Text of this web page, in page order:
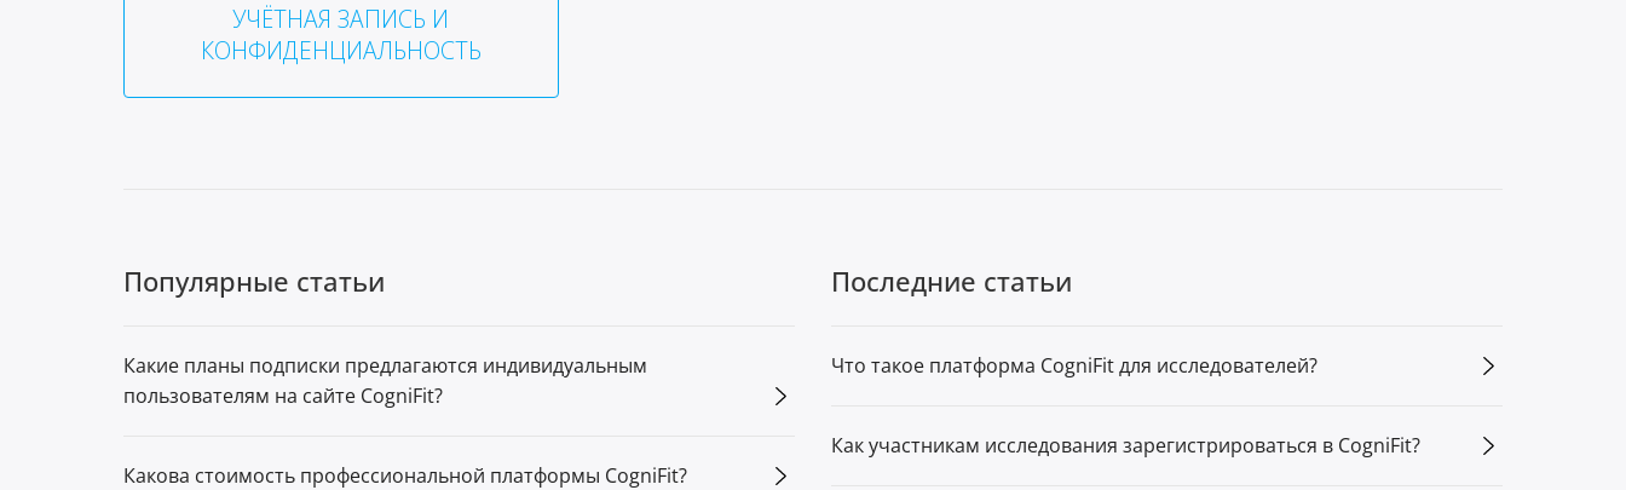
УЧЁТНАЯ ЗАПИСЬ И
КОНФИДЕНЦИАЛЬНОСТЬ
Популярные статьи
Какие планы подписки предлагаются индивидуальным
пользователям на сайте CogniFit?
Какова стоимость профессиональной платформы CogniFit?
Последние статьи
Что такое платформа CogniFit для исследователей?
Как участникам исследования зарегистрироваться в CogniFit?